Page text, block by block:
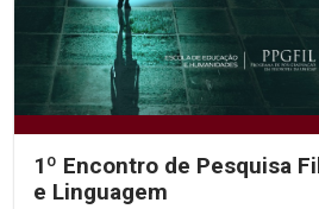
1º Encontro de Pesquisa
e Linguagem